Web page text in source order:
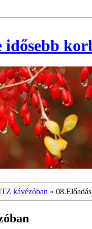
idősebb
kávézóban » 08.Előadás